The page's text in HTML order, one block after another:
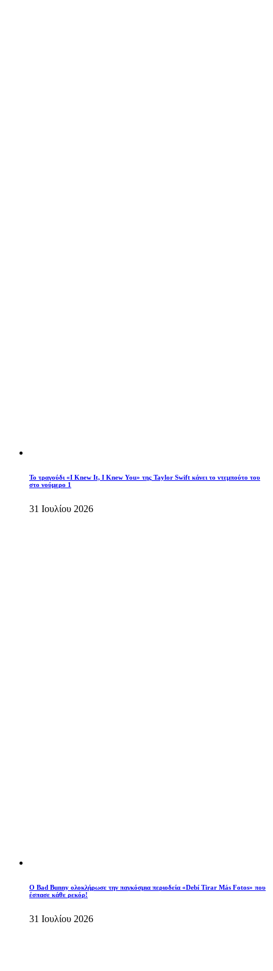
Το τραγούδι «I Knew It, I Knew You» της Taylor Swift κάνει το ντεμπούτο του
στο νούμερο 1
31 Ιουλίου 2026
Ο Bad Bunny ολοκλήρωσε την παγκόσμια περιοδεία «Debí Tirar Más Fotos» που
έσπασε κάθε ρεκόρ!
31 Ιουλίου 2026